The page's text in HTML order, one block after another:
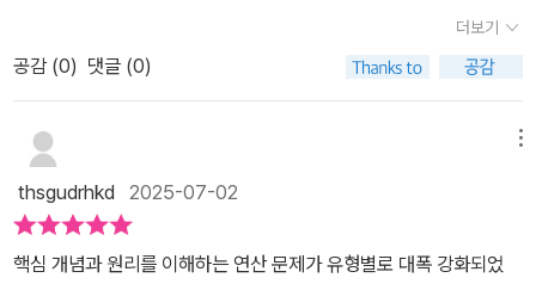
전 개념 설명을 보며 문제를 따라 풀다 보면어렵기만 한 중학 수학도
재밌어 질꺼예요.​​어렵기만 한 수학이지만 방학기간동안다시한번 복
습한다 생각하며 수력충전 중등수학으로수학 기초 다시 공부해보는
것도 좋을꺼 같아요!​​
를 반복적으로 풀면서 개념을 확실하게 이해합니다.11. 일차부등식의
활용 ㅡ 농도소금물의 농도, 소금의 양을 구하는 공식을 이해하고일
요.학교 시험 기본 문제 : 단원 마무리 평가공부한 단원 개념을 학교
시험에서 출제되는기본 문제로 풀어봅니다. 여러가지 유형으로 배운
개념과 원리를 하나로 연결할 수 있도록 합니다.
더보기
공감 (0) 댓글 (0)
thsgudrhkd 2025-07-02
핵심 개념과 원리를 이해하는 연산 문제가 유형별로 대폭 강화되었